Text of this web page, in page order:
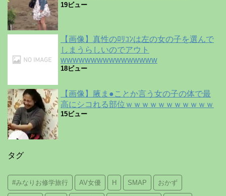
19ビュー
【画像】真性のﾛﾘｺﾝは左の女の子を選んで
しまうらしいのでアウト
wwwwwwwwwwwwwwww
18ビュー
【画像】腋ま●ことか言う女の子の体で最
高にシコれる部位ｗｗｗｗｗｗｗｗｗｗｗ
15ビュー
タグ
#みなりお修学旅行 AV女優 H SMAP おかず